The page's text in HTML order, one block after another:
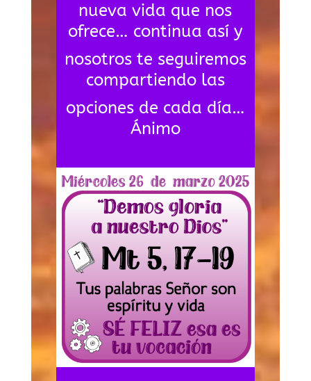
nueva vida que nos
ofrece… continua así y
nosotros te seguiremos
compartiendo las
opciones de cada día…
Ánimo